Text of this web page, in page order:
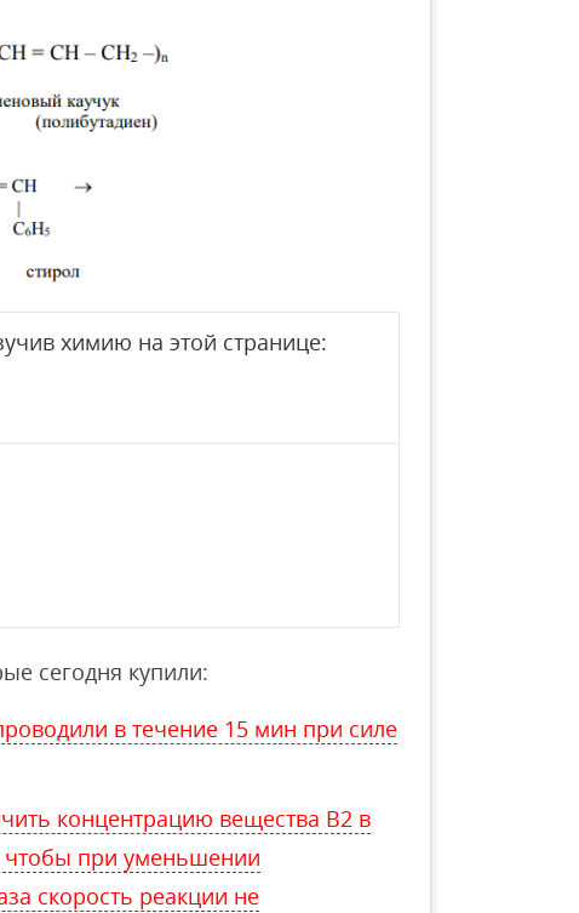
химию на этой странице:
сегодня купили:
в течение 15 мин при силе
концентрацию вещества В2 в
чтобы при уменьшении
скорость реакции не